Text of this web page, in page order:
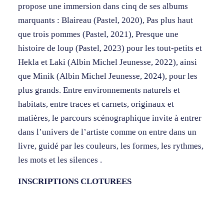
propose une immersion dans cinq de ses albums
marquants : Blaireau (Pastel, 2020), Pas plus haut
que trois pommes (Pastel, 2021), Presque une
histoire de loup (Pastel, 2023) pour les tout-petits et
Hekla et Laki (Albin Michel Jeunesse, 2022), ainsi
que Minik (Albin Michel Jeunesse, 2024), pour les
plus grands. Entre environnements naturels et
habitats, entre traces et carnets, originaux et
matières, le parcours scénographique invite à entrer
dans l’univers de l’artiste comme on entre dans un
livre, guidé par les couleurs, les formes, les rythmes,
les mots et les silences .
INSCRIPTIONS CLOTUREES